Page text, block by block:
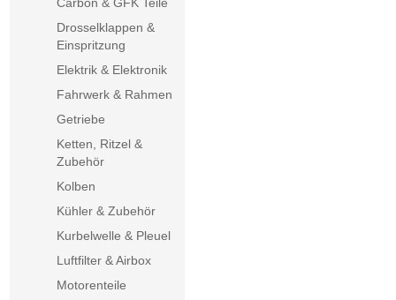
Drosselklappen &
Einspritzung
Elektrik & Elektronik
Fahrwerk & Rahmen
Getriebe
Ketten, Ritzel &
Zubehör
Kolben
Kühler & Zubehör
Kurbelwelle & Pleuel
Luftfilter & Airbox
Motorenteile